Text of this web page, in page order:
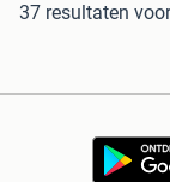
37 resultaten